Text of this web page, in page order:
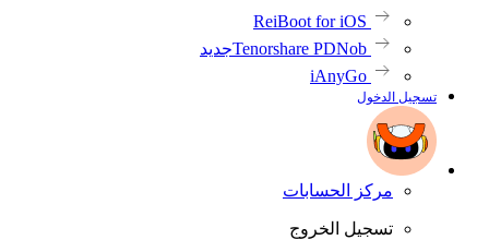
ReiBoot for iOS
Tenorshare PDNobجديد
iAnyGo
تسجيل الدخول
مركز الحسابات
تسجيل الخروج